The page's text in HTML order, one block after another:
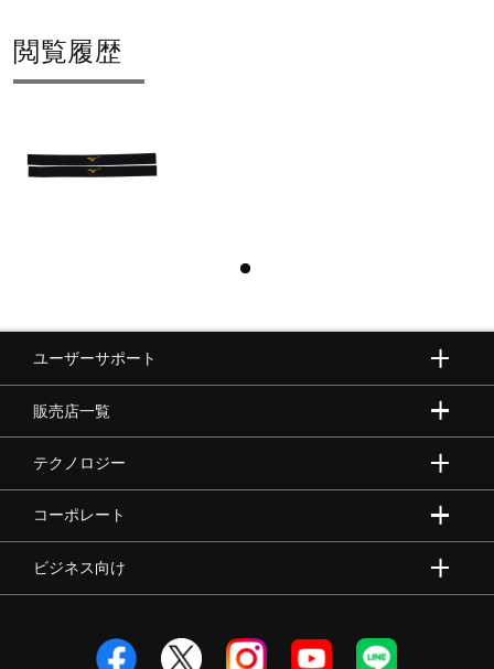
閲覧履歴
ユーザーサポート
販売店一覧
テクノロジー
コーポレート
ビジネス向け